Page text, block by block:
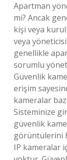
Apartman
mi? Ancak
kişi veya
veya
genellikle
sorumlu
Güvenlik
erişim
kameralar
Sisteminize
güvenlik
görüntülerini
IP kameralar